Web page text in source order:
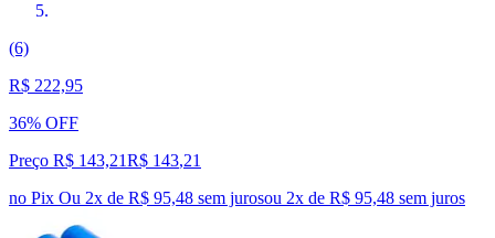
(6)
R$ 222,95
36% OFF
Preço R$ 143,21R$ 143,21
no Pix Ou 2x de R$ 95,48 sem jurosou 2x de R$ 95,48 sem juros